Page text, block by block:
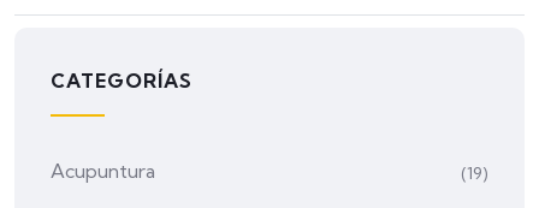
CATEGORÍAS
Acupuntura (19)